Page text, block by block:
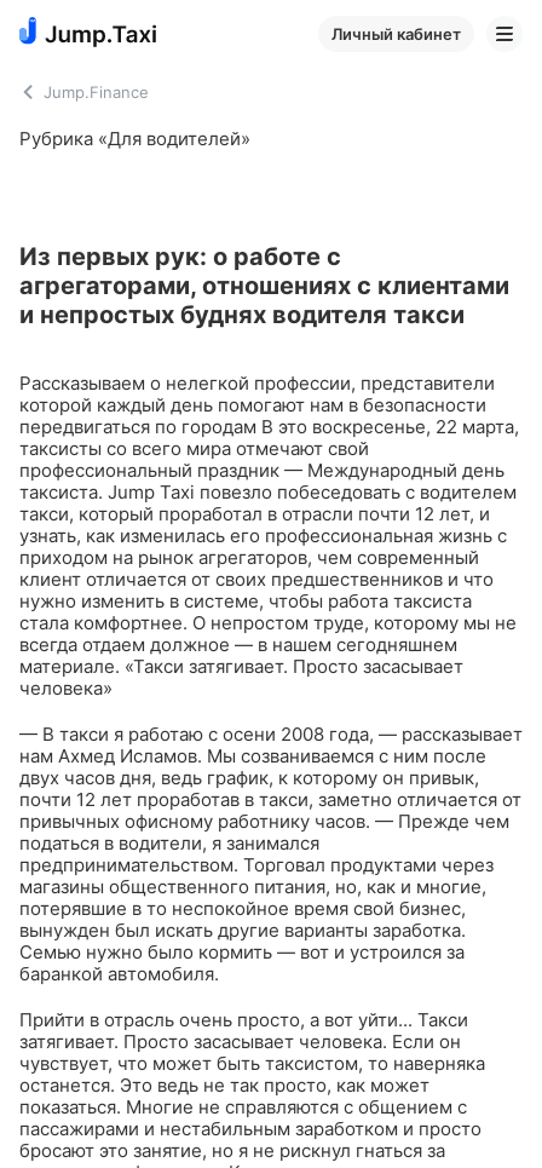
Личный кабинет
Jump.Finance
Рубрика «Для водителей»
Из первых рук: о работе с
агрегаторами, отношениях с клиентами
и непростых буднях водителя такси
Рассказываем о нелегкой профессии, представители
которой каждый день помогают нам в безопасности
передвигаться по городам В это воскресенье, 22 марта,
таксисты со всего мира отмечают свой
профессиональный праздник — Международный день
таксиста. Jump Taxi повезло побеседовать с водителем
такси, который проработал в отрасли почти 12 лет, и
узнать, как изменилась его профессиональная жизнь с
приходом на рынок агрегаторов, чем современный
клиент отличается от своих предшественников и что
нужно изменить в системе, чтобы работа таксиста
стала комфортнее. О непростом труде, которому мы не
всегда отдаем должное — в нашем сегодняшнем
материале. «Такси затягивает. Просто засасывает
человека»
— В такси я работаю с осени 2008 года, — рассказывает
нам Ахмед Исламов. Мы созваниваемся с ним после
двух часов дня, ведь график, к которому он привык,
почти 12 лет проработав в такси, заметно отличается от
привычных офисному работнику часов. — Прежде чем
податься в водители, я занимался
предпринимательством. Торговал продуктами через
магазины общественного питания, но, как и многие,
потерявшие в то неспокойное время свой бизнес,
вынужден был искать другие варианты заработка.
Семью нужно было кормить — вот и устроился за
баранкой автомобиля.
Прийти в отрасль очень просто, а вот уйти... Такси
затягивает. Просто засасывает человека. Если он
чувствует, что может быть таксистом, то наверняка
останется. Это ведь не так просто, как может
показаться. Многие не справляются с общением с
пассажирами и нестабильным заработком и просто
бросают это занятие, но я не рискнул гнаться за